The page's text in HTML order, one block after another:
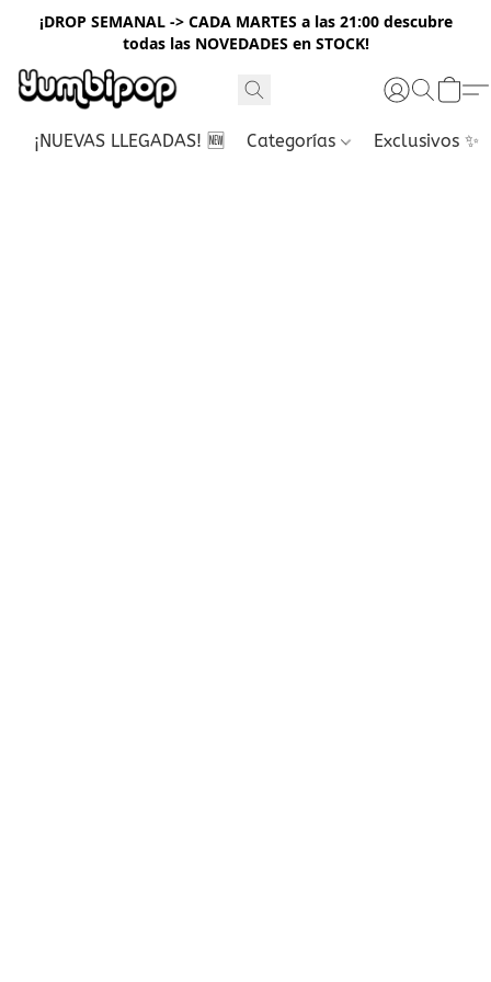
¡DROP SEMANAL -> CADA MARTES a las 21:00 descubre
todas las NOVEDADES en STOCK!
¡NUEVAS LLEGADAS! 🆕 Categorías Exclusivos ✨